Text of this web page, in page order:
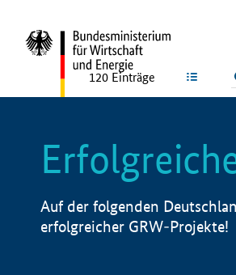
120 Einträge
Auf der folgenden
erfolgreicher GRW-Projekte!